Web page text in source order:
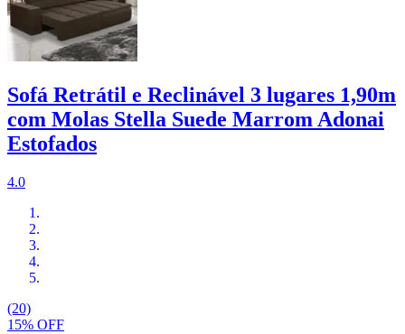
Sofá Retrátil e Reclinável 3 lugares 1,90m
com Molas Stella Suede Marrom Adonai
Estofados
4.0
(20)
15% OFF